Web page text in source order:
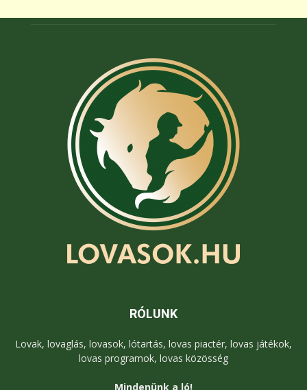
RÓLUNK
Lovak, lovaglás, lovasok, lótartás, lovas piactér, lovas játékok,
lovas programok, lovas közösség
Mindenünk a ló!